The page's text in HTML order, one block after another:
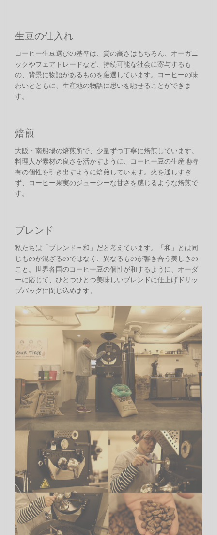
生豆の仕入れ
コーヒー生豆選びの基準は、質の高さはもちろん、オーガニ
ックやフェアトレードなど、持続可能な社会に寄与するも
の、背景に物語があるものを厳選しています。コーヒーの味
わいとともに、生産地の物語に思いを馳せることができま
す。
焙煎
大阪・南船場の焙煎所で、少量ずつ丁寧に焙煎しています。
料理人が素材の良さを活かすように、コーヒー豆の生産地特
有の個性を引き出すように焙煎しています。火を通しすぎ
ず、コーヒー果実のジューシーな甘さを感じるような焙煎で
す。
ブレンド
私たちは「ブレンド＝和」だと考えています。「和」とは同
じものが混ざるのではなく、異なるものが響き合う美しさの
こと。世界各国のコーヒー豆の個性が和するように、オーダ
ーに応じて、ひとつひとつ美味しいブレンドに仕上げドリッ
プバッグに閉じ込めます。